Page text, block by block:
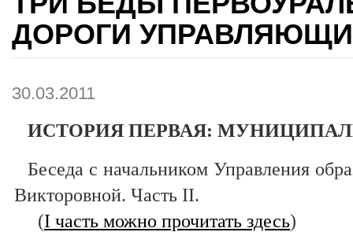
ДОРОГИ
30.03.2011
ИСТОРИЯ ПЕРВАЯ:
Беседа с начальником Управления
Викторовной. Часть II.
(I часть можно прочитать здесь)